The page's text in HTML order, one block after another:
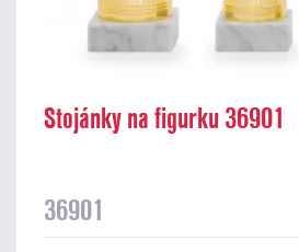
Stojánky na figurku 36901
36901